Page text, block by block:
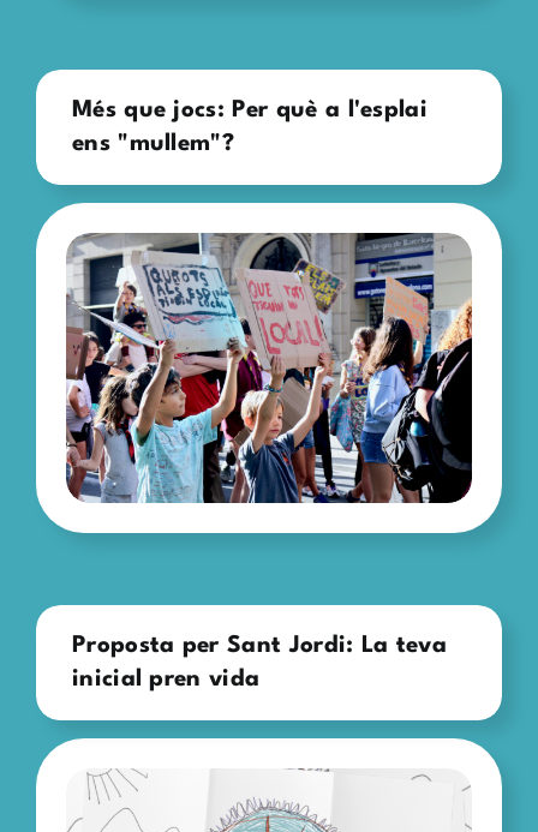
Més que jocs: Per què a l'esplai
ens "mullem"?
Proposta per Sant Jordi: La teva
inicial pren vida